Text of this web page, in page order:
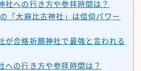
社への行き方や参拝時間は？
「大麻比古神社」は信仰パワー
が合格祈願神社で最強と言われる
への行き方や参拝時間は？